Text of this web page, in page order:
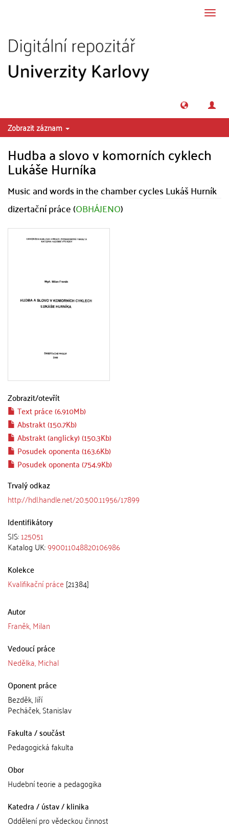
Zobrazit záznam
Hudba a slovo v komorních cyklech
Lukáše Hurníka
Music and words in the chamber cycles Lukáš Hurník
dizertační práce (OBHÁJENO)
Zobrazit/otevřít
Text práce (6.910Mb)
Abstrakt (150.7Kb)
Abstrakt (anglicky) (150.3Kb)
Posudek oponenta (163.6Kb)
Posudek oponenta (754.9Kb)
Trvalý odkaz
http://hdl.handle.net/20.500.11956/17899
Identifikátory
SIS:125051
Katalog UK:990011048820106986
Kolekce
Kvalifikační práce [21384]
Autor
Franěk, Milan
Vedoucí práce
Nedělka, Michal
Oponent práce
Bezděk, Jiří
Pecháček, Stanislav
Fakulta / součást
Pedagogická fakulta
Obor
Hudební teorie a pedagogika
Katedra / ústav / klinika
Oddělení pro vědeckou činnost